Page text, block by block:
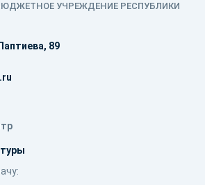
УЧРЕЖДЕНИЕ РЕСПУБЛИКИ
89